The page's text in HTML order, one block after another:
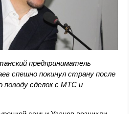
предприниматель
спешно покинул страну после
поводу сделок с МТС и